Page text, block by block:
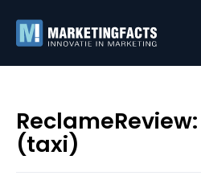
(taxi)